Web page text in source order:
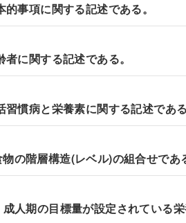
事項に関する記述である。
に関する記述である。
慣病と栄養素に関する記述である
の階層構造(レベル)の組合せであ
期の目標量が設定されている栄